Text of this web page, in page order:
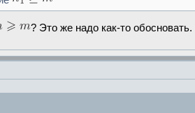
? Это же надо как-то